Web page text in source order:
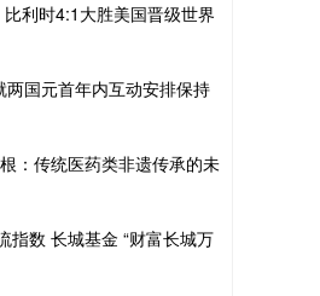
利时4:1大胜美国晋级世界
国元首年内互动安排保持
：传统医药类非遗传承的未
指数 长城基金 “财富长城万